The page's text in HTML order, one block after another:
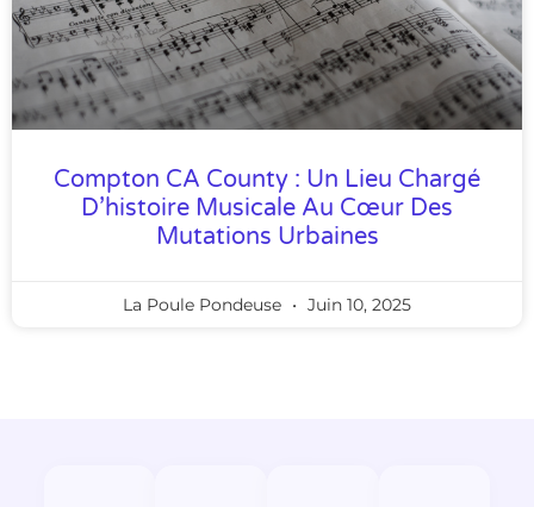
Compton CA County : Un Lieu Chargé
D’histoire Musicale Au Cœur Des
Mutations Urbaines
La Poule Pondeuse Juin 10, 2025